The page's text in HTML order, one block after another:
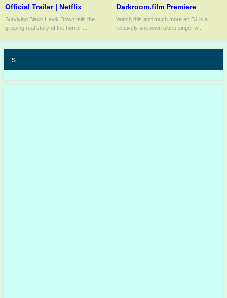
Official Trailer | Netflix
Surviving Black Hawk Down tells the
gripping real story of the horror ...
Darkroom.film Premiere
Watch this and much more at: BJ is a
relatively unknown blues singer w...
s